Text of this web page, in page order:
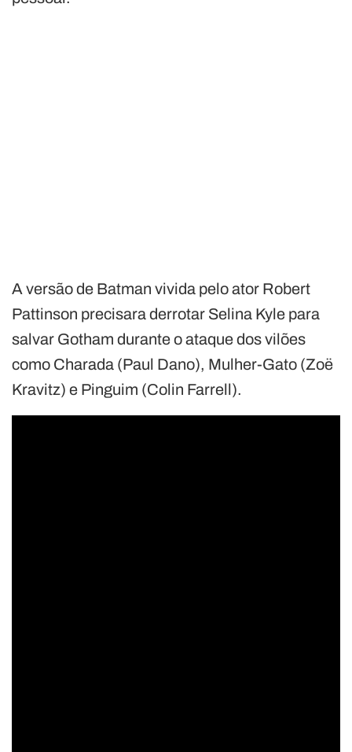
A versão de Batman vivida pelo ator Robert
Pattinson precisara derrotar Selina Kyle para
salvar Gotham durante o ataque dos vilões
como Charada (Paul Dano), Mulher-Gato (Zoë
Kravitz) e Pinguim (Colin Farrell).